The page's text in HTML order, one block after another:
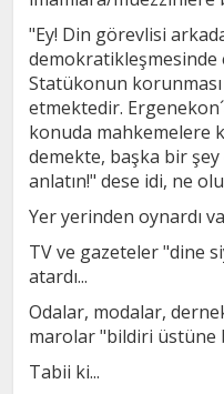
"Ey! Din görevlisi
demokratikleşmesinde
Statükonun
etmektedir.
konuda mahkemelere
demekte, başka bir
anlatın!" dese idi, ne
Yer yerinden oynardı
TV ve gazeteler "dine
atardı...
Odalar, modalar,
marolar "bildiri üstüne
Tabii ki...